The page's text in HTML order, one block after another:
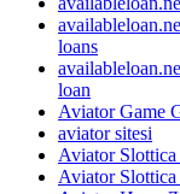
loans
loan
Aviator Game
aviator sitesi
Aviator
Aviator